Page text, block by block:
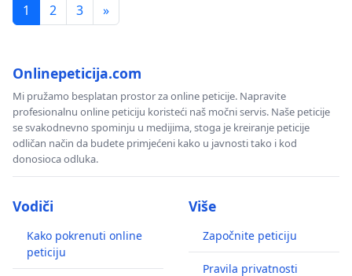
1 2 3 »
Onlinepeticija.com
Mi pružamo besplatan prostor za online peticije. Napravite
profesionalnu online peticiju koristeći naš močni servis. Naše peticije
se svakodnevno spominju u medijima, stoga je kreiranje peticije
odličan način da budete primjećeni kako u javnosti tako i kod
donosioca odluka.
Vodiči
Kako pokrenuti online
peticiju
Više
Započnite peticiju
Pravila privatnosti